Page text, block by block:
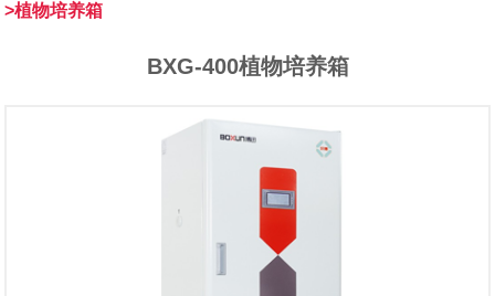
>植物培养箱
BXG-400植物培养箱